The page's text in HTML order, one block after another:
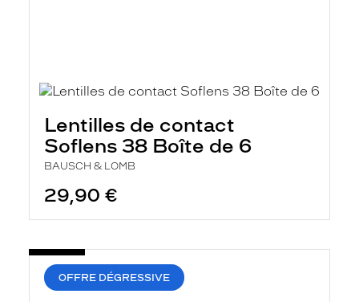
Lentilles de contact
Soflens 38 Boîte de 6
BAUSCH & LOMB
29,90 €
OFFRE DÉGRESSIVE